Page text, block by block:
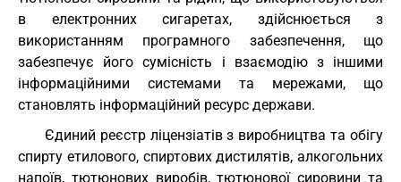
в електронних сигаретах, здійснюється з
використанням програмного забезпечення, що
забезпечує його сумісність і взаємодію з іншими
інформаційними системами та мережами, що
становлять інформаційний ресурс держави.
Єдиний реєстр ліцензіатів з виробництва та обігу
спирту етилового, спиртових дистилятів, алкогольних
напоїв, тютюнових виробів, тютюнової сировини та